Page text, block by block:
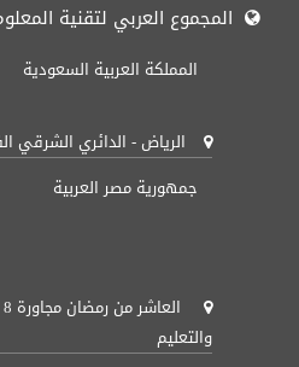
المجموع العربي لتقنية
المملكة العربية السعودية
الرياض - الدائري الشرقي الفرعي (
جمهورية مصر العربية
والتعليم